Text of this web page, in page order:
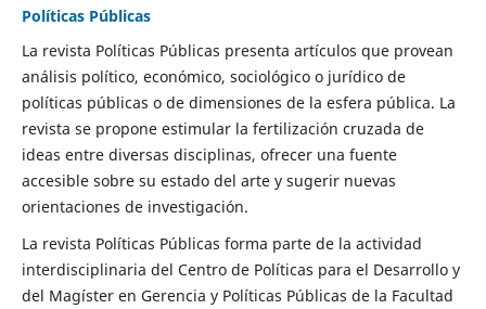
Políticas Públicas
La revista Políticas Públicas presenta artículos que provean
análisis político, económico, sociológico o jurídico de
políticas públicas o de dimensiones de la esfera pública. La
revista se propone estimular la fertilización cruzada de
ideas entre diversas disciplinas, ofrecer una fuente
accesible sobre su estado del arte y sugerir nuevas
orientaciones de investigación.
La revista Políticas Públicas forma parte de la actividad
interdisciplinaria del Centro de Políticas para el Desarrollo y
del Magíster en Gerencia y Políticas Públicas de la Facultad